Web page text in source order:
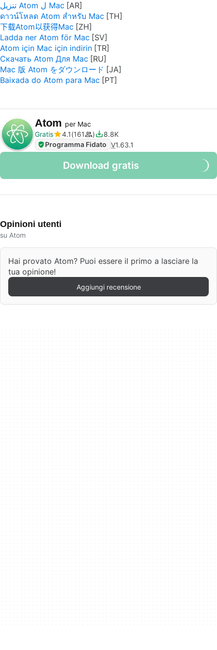
تنزيل Atom ل Mac
ดาวน์โหลด Atom สำหรับ Mac
下载Atom以获得Mac
Ladda ner Atom för Mac
Atom için Mac için indirin
Скачать Atom Для Mac
Mac 版 Atom をダウンロード
Baixada do Atom para Mac
Atom per Mac
Gratis
4.1 161
8.8K
Programma Fidato V1.63.1
Download gratis
Opinioni utenti
su Atom
Hai provato Atom? Puoi essere il primo a lasciare la
tua opinione!
Aggiungi recensione